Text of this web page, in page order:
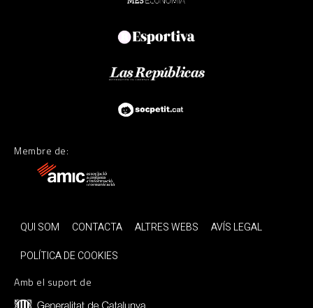
Membre de:
QUI SOM CONTACTA ALTRES WEBS
AVÍS LEGAL
POLÍTICA DE COOKIES
Amb el suport de